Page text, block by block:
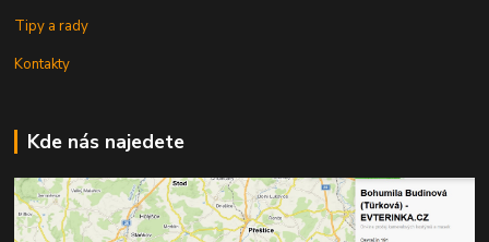
Tipy a rady
Kontakty
Kde nás najedete